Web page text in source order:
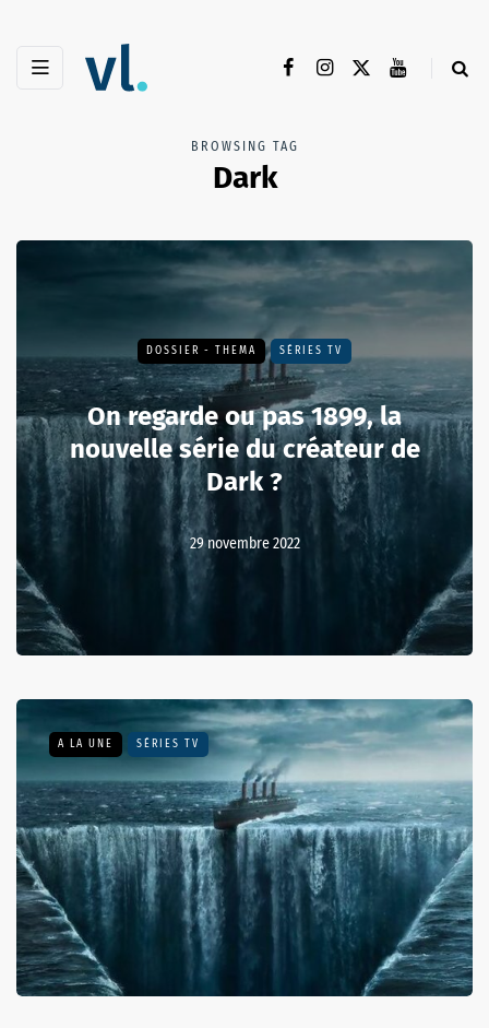
BROWSING TAG
Dark
DOSSIER - THEMA SÉRIES TV
On regarde ou pas 1899, la
nouvelle série du créateur de
Dark ?
29 novembre 2022
A LA UNE SÉRIES TV